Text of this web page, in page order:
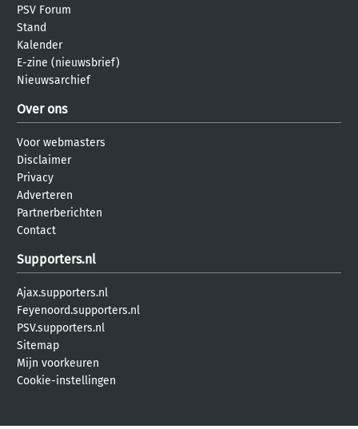
PSV Forum
Stand
Kalender
E-zine (nieuwsbrief)
Nieuwsarchief
Over ons
Voor webmasters
Disclaimer
Privacy
Adverteren
Partnerberichten
Contact
Supporters.nl
Ajax.supporters.nl
Feyenoord.supporters.nl
PSV.supporters.nl
Sitemap
Mijn voorkeuren
Cookie-instellingen